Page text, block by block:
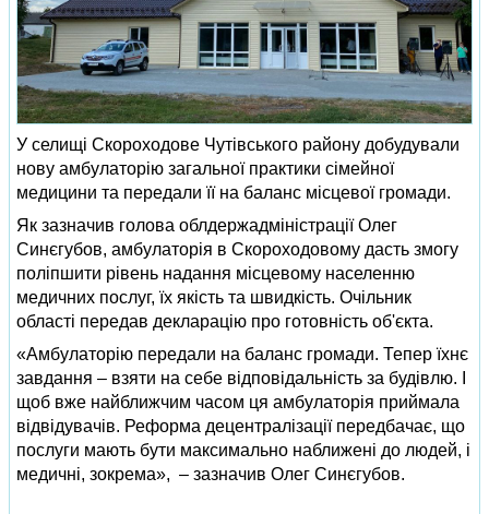
У селищі Скороходове Чутівського району добудували
нову амбулаторію загальної практики сімейної
медицини та передали її на баланс місцевої громади.
Як зазначив голова облдержадміністрації Олег
Синєгубов, амбулаторія в Скороходовому дасть змогу
поліпшити рівень надання місцевому населенню
медичних послуг, їх якість та швидкість. Очільник
області передав декларацію про готовність об'єкта.
«Амбулаторію передали на баланс громади. Тепер їхнє
завдання – взяти на себе відповідальність за будівлю. І
щоб вже найближчим часом ця амбулаторія приймала
відвідувачів. Реформа децентралізації передбачає, що
послуги мають бути максимально наближені до людей, і
медичні, зокрема», – зазначив Олег Синєгубов.